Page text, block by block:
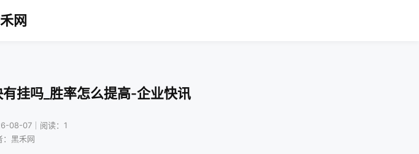
网
挂吗_胜率怎么提高-企业快讯
08-07｜阅读：1
：黑禾网